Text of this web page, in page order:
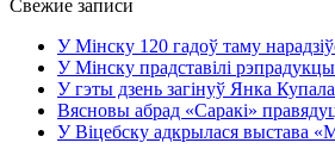
Свежие записи
У Мінску 120 гадоў таму
У Мінску прадставілі
У гэты дзень загінуў Янка
Вясновы абрад «Саракі»
У Віцебску адкрылася выстава